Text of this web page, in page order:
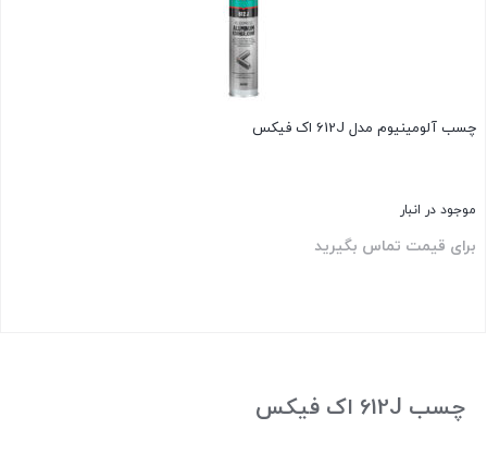
چسب آلومینیوم مدل 612J اک فیکس
موجود در انبار
برای قیمت تماس بگیرید
چسب 612J اک فیکس